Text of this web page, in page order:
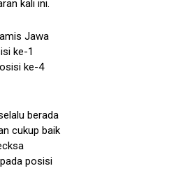
kali ini.
Jawa
ke-1
ke-4
berada
cukup baik
posisi